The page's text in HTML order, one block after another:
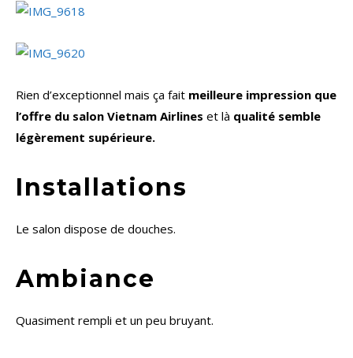
Rien d’exceptionnel mais ça fait meilleure impression que
l’offre du salon Vietnam Airlines et là qualité semble
légèrement supérieure.
Installations
Le salon dispose de douches.
Ambiance
Quasiment rempli et un peu bruyant.